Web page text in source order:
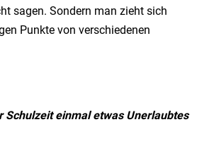
sagen. Sondern man zieht sich
Punkte von verschiedenen
Schulzeit einmal etwas Unerlaubtes